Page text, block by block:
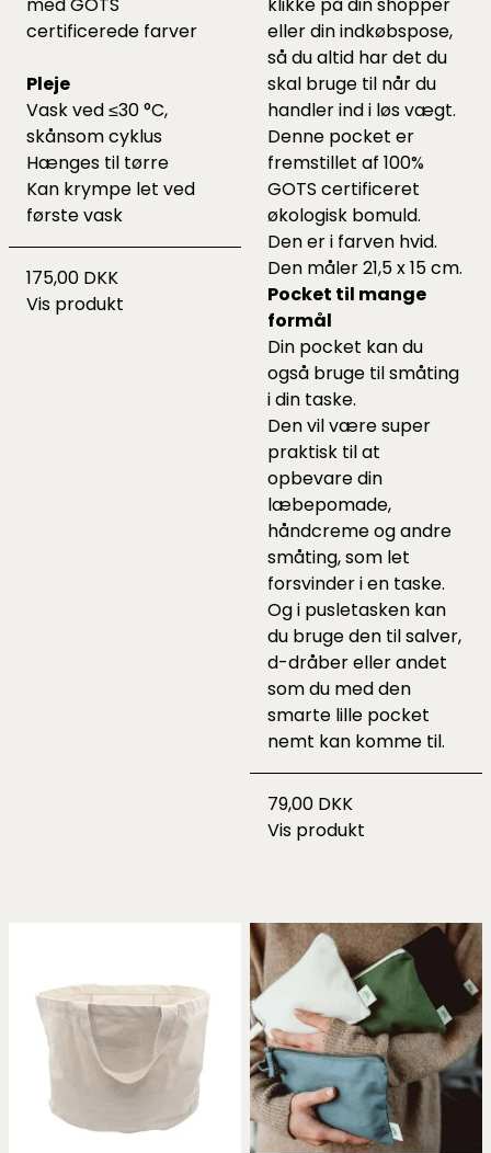
certificerede farver
Pleje
Vask ved ≤30 °C,
skånsom cyklus
Hænges til tørre
Kan krympe let ved
første vask
175,00 DKK
Vis produkt
eller din indkøbspose,
så du altid har det du
skal bruge til når du
handler ind i løs vægt.
Denne pocket er
fremstillet af 100%
GOTS certificeret
økologisk bomuld.
Den er i farven hvid.
Den måler 21,5 x 15 cm.
Pocket til mange
formål
Din pocket kan du
også bruge til småting
i din taske.
Den vil være super
praktisk til at
opbevare din
læbepomade,
håndcreme og andre
småting, som let
forsvinder i en taske.
Og i pusletasken kan
du bruge den til salver,
d-dråber eller andet
som du med den
smarte lille pocket
nemt kan komme til.
79,00 DKK
Vis produkt